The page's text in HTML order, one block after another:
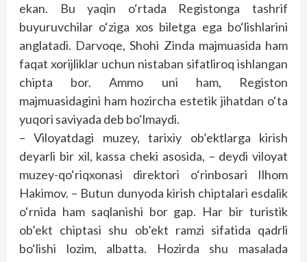
ekan. Bu yaqin o‘rtada Registonga tashrif
buyuruvchilar o‘ziga xos biletga ega bo‘lishlarini
anglatadi. Darvoqe, Shohi Zinda majmuasida ham
faqat xorijliklar uchun nistaban sifatliroq ishlangan
chipta bor. Ammo uni ham, Registon
majmuasidagini ham hozircha estetik jihatdan o‘ta
yuqori saviyada deb bo‘lmaydi.
– Viloyatdagi muzey, tarixiy ob’ektlarga kirish
deyarli bir xil, kassa cheki asosida, – deydi viloyat
muzey-qo‘riqxonasi direktori o‘rinbosari Ilhom
Hakimov. – Butun dunyoda kirish chiptalari esdalik
o‘rnida ham saqlanishi bor gap. Har bir turistik
ob’ekt chiptasi shu ob’ekt ramzi sifatida qadrli
bo‘lishi lozim, albatta. Hozirda shu masalada